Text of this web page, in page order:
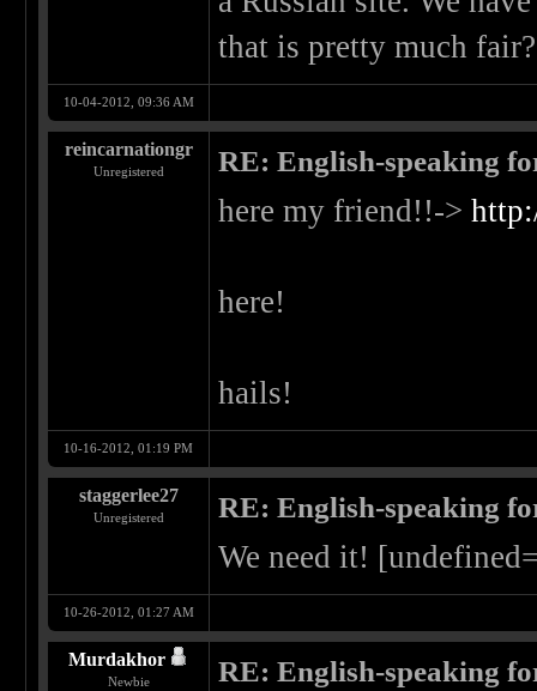
that is pretty much fair?
10-04-2012, 09:36 AM
reincarnationgr
Unregistered RE: English-speaking
here my friend!!->
here!
hails!
10-16-2012, 01:19 PM
staggerlee27
Unregistered RE: English-speaking
We need it!
10-26-2012, 01:27 AM
Murdakhor
Newbie RE: English-speaking